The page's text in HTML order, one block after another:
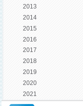
2013
2014
2015
2016
2017
2018
2019
2020
2021